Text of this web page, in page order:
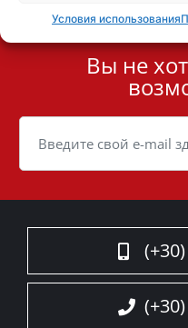
Условия использования
Cookie
Вы не